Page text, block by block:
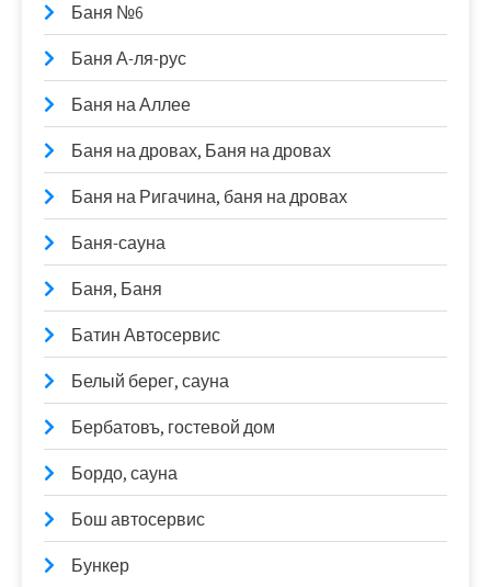
Баня №6
Баня А-ля-рус
Баня на Аллее
Баня на дровах, Баня на дровах
Баня на Ригачина, баня на дровах
Баня-сауна
Баня, Баня
Батин Автосервис
Белый берег, сауна
Бербатовъ, гостевой дом
Бордо, сауна
Бош автосервис
Бункер